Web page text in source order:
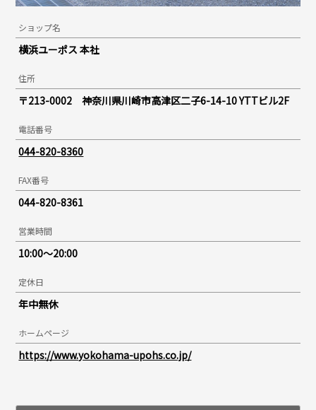
ショップ名
横浜ユーポス 本社
住所
〒213-0002 神奈川県川崎市高津区二子6-14-10 YTTビル2F
電話番号
044-820-8360
FAX番号
044-820-8361
営業時間
10:00～20:00
定休日
年中無休
ホームページ
https://www.yokohama-upohs.co.jp/